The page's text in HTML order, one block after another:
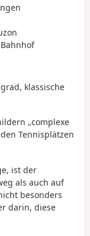
klassische
„complexe
Tennisplätzen
ist der
als auch auf
besonders
darin, diese